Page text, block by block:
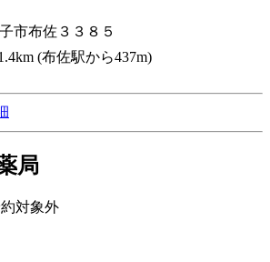
市布佐３３８５
(布佐駅から437m)
局
対象外